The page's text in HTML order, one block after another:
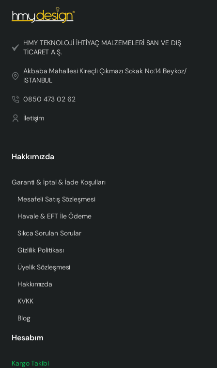
estetik ve işlevselliği bir arada sunan bir ürün olarak,
yaşam alanlarınızı aydınlatmak için mükemmel bir tercihtir.
zarafeti yansıtır, bu da onu her mekânda benzersiz kılar.
Bu özel abajur ile evinizde veya ofisinizde sıcak ve
davetkâr bir atmosfer yaratın.
HMY TEKNOLOJİ İHTİYAÇ MALZEMELERİ SAN VE DIŞ
TİCARET A.Ş.
Akbaba Mahallesi Kireçli Çıkmazı Sokak No:14 Beykoz/
İSTANBUL
0850 473 02 62
İletişim
Hakkımızda
Garanti & İptal & İade Koşulları
Mesafeli Satış Sözleşmesi
Havale & EFT İle Ödeme
Sıkca Sorulan Sorular
Gizlilik Politikası
Üyelik Sözleşmesi
Hakkımızda
KVKK
Blog
Hesabım
Kargo Takibi